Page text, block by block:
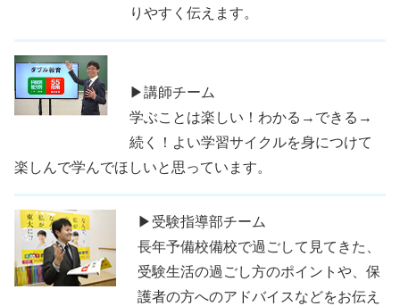
りやすく伝えます。
▶講師チーム
学ぶことは楽しい！わかる→できる→
続く！よい学習サイクルを身につけて
楽しんで学んでほしいと思っています。
▶受験指導部チーム
長年予備校備校で過ごして見てきた、
受験生活の過ごし方のポイントや、保
護者の方へのアドバイスなどをお伝え